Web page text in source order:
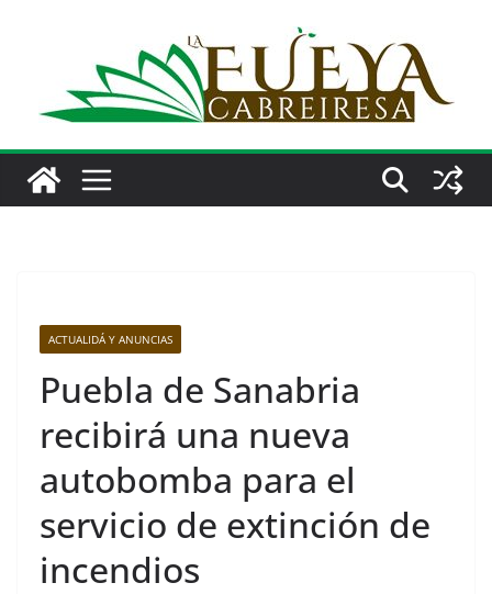
ACTUALIDÁ Y ANUNCIAS
Puebla de Sanabria
recibirá una nueva
autobomba para el
servicio de extinción de
incendios